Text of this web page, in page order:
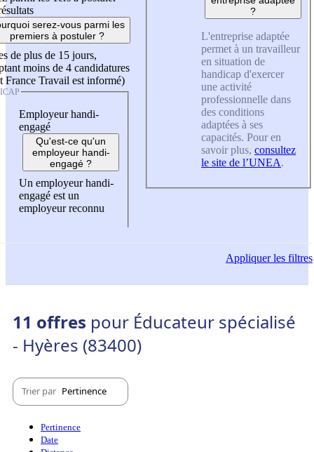
serez-vous parmi les
premiers à postuler ?
de plus de 15 jours,
moins de 4 candidatures
France Travail est informé)
Employeur handi-
engagé
Qu'est-ce qu'un
employeur handi-
engagé ?
Un employeur handi-
engagé est un
employeur reconnu
?
L'entreprise adaptée
permet à un travailleur
en situation de
handicap d'exercer
une activité
professionnelle dans
des conditions
adaptées à ses
capacités. Pour en
savoir plus, consultez
le site de l’UNEA.
Appliquerles filtres
11 offres pour Éducateur spécialisé
- Hyères (83400)
Trier par Pertinence
Pertinence
Date